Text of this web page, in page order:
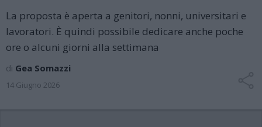
La proposta è aperta a genitori, nonni, universitari e
lavoratori. È quindi possibile dedicare anche poche
ore o alcuni giorni alla settimana
di Gea Somazzi
14 Giugno 2026